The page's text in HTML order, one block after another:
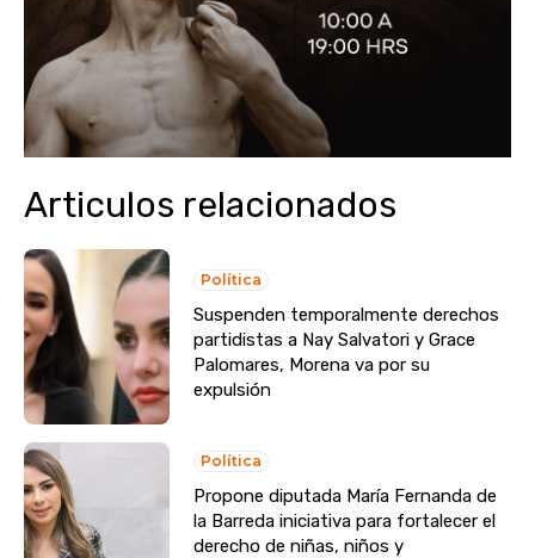
Articulos relacionados
Política
Suspenden temporalmente derechos
partidistas a Nay Salvatori y Grace
Palomares, Morena va por su
expulsión
Política
Propone diputada María Fernanda de
la Barreda iniciativa para fortalecer el
derecho de niñas, niños y